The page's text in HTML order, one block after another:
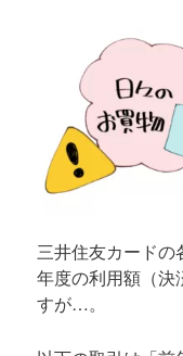
三井住友カード
年度の利用額（決
すが…。